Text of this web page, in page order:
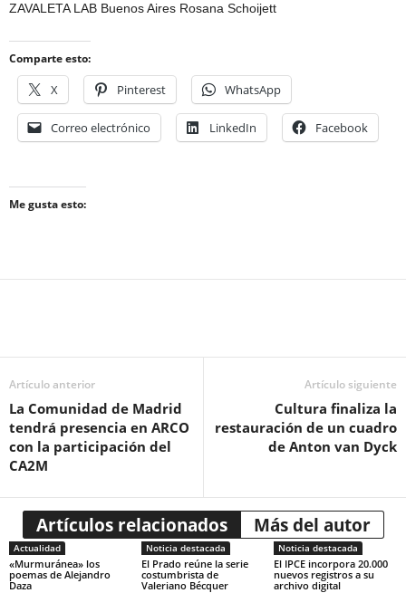
ZAVALETA LAB Buenos Aires Rosana Schoijett
Comparte esto:
X Pinterest WhatsApp
Correo electrónico LinkedIn Facebook
Me gusta esto:
Artículo anterior
La Comunidad de Madrid
tendrá presencia en ARCO
con la participación del
CA2M
Artículo siguiente
Cultura finaliza la
restauración de un cuadro
de Anton van Dyck
Artículos relacionados Más del autor
Actualidad
«Murmuránea» los
poemas de Alejandro
Daza
Noticia destacada
El Prado reúne la serie
costumbrista de
Valeriano Bécquer
Noticia destacada
El IPCE incorpora 20.000
nuevos registros a su
archivo digital